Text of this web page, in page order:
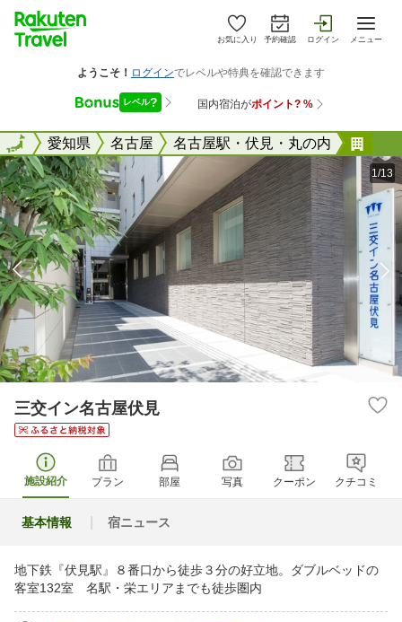
お気に入り 予約確認 ログイン メニュー
全国愛知県 名古屋 名古屋駅・伏見・丸の内
全国
1/13
三交イン名古屋伏見
施設紹介 プラン 部屋 写真 クーポン クチコミ
基本情報 宿ニュース
地下鉄『伏見駅』８番口から徒歩３分の好立地。ダブルベッドの
客室132室 名駅・栄エリアまでも徒歩圏内